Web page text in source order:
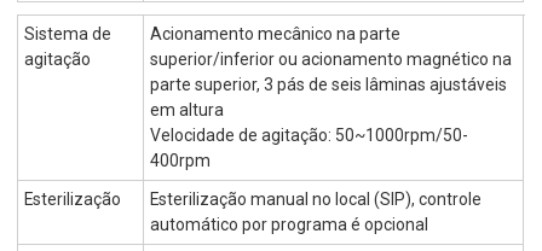
Sistema de
agitação
Acionamento mecânico na parte
superior/inferior ou acionamento magnético na
parte superior, 3 pás de seis lâminas ajustáveis
em altura
Velocidade de agitação: 50~1000rpm/50-
400rpm
Esterilização
Esterilização manual no local (SIP), controle
automático por programa é opcional